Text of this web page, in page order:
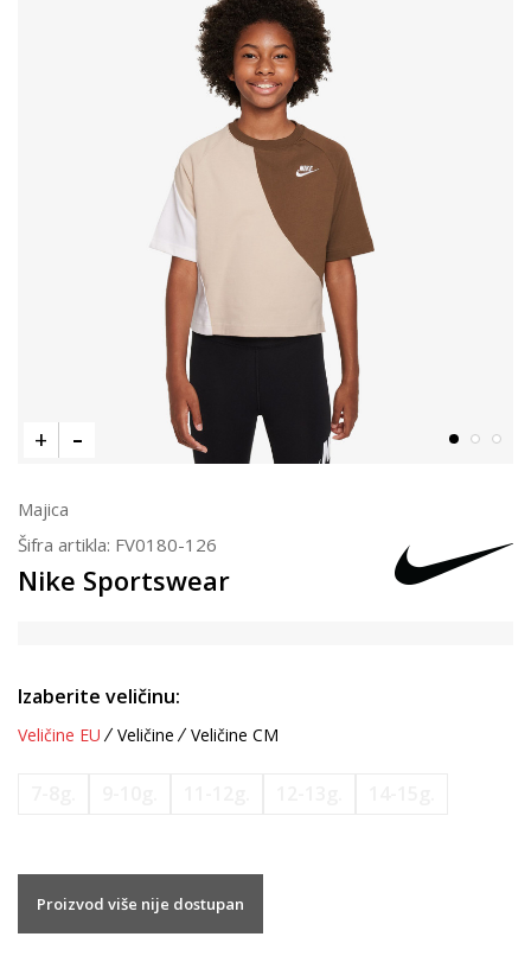
Majica
Šifra artikla: FV0180-126
Nike Sportswear
Izaberite veličinu:
Veličine EU Veličine Veličine CM
Proizvod više nije dostupan